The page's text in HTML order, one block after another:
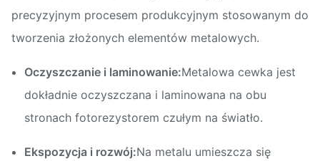
precyzyjnym procesem produkcyjnym stosowanym do
tworzenia złożonych elementów metalowych.
Oczyszczanie i laminowanie:Metalowa cewka jest
dokładnie oczyszczana i laminowana na obu
stronach fotorezystorem czułym na światło.
Ekspozycja i rozwój:Na metalu umieszcza się